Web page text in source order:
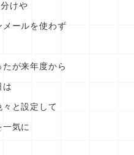
けや
ールを使わず
が来年度から
は
々と設定して
気に